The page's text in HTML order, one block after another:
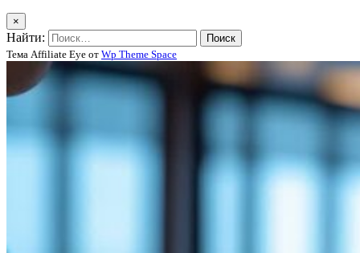
×
Найти:
Тема Affiliate Eye от Wp Theme Space